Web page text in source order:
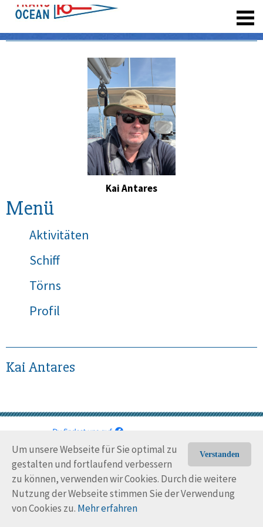
Verstanden
Um unsere Webseite für Sie optimal zu
gestalten und fortlaufend verbessern
zu können, verwenden wir Cookies. Durch die weitere
Nutzung der Webseite stimmen Sie der Verwendung
von Cookies zu. Mehr erfahren
Kai Antares
Menü
Aktivitäten
Schiff
Törns
Profil
Kai Antares
© Trans-Ocean e.V. 2010-2026 Impressum
Nutzungsbedingungen
Rechtliche Hinweise